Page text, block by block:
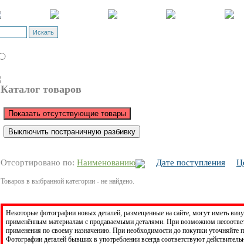
Каталог товаров
Отсортировано по: Наименованию Дате поступления
Товаров в выбранной категории - не найдено.
Некоторые фотографии новых деталей, размещенные на сайте, могут иметь
применённым материалам с продаваемыми деталями. При возможном
применения по своему назначению. При необходимости до покупки
Фотографии деталей бывших в употреблении всегда соответствуют